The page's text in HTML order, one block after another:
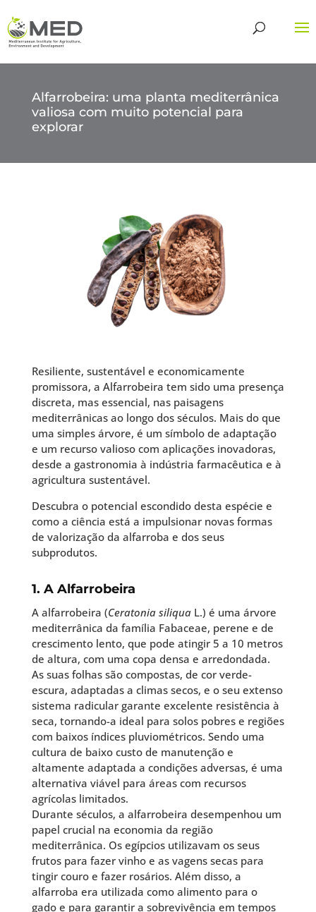
Alfarrobeira: uma planta mediterrânica
valiosa com muito potencial para
explorar
Resiliente, sustentável e economicamente
promissora, a Alfarrobeira tem sido uma presença
discreta, mas essencial, nas paisagens
mediterrânicas ao longo dos séculos. Mais do que
uma simples árvore, é um símbolo de adaptação
e um recurso valioso com aplicações inovadoras,
desde a gastronomia à indústria farmacêutica e à
agricultura sustentável.
Descubra o potencial escondido desta espécie e
como a ciência está a impulsionar novas formas
de valorização da alfarroba e dos seus
subprodutos.
1. A Alfarrobeira
A alfarrobeira (Ceratonia siliquaL.) é uma árvore
mediterrânica da família Fabaceae, perene e de
crescimento lento, que pode atingir 5 a 10 metros
de altura, com uma copa densa e arredondada.
As suas folhas são compostas, de cor verde-
escura, adaptadas a climas secos, e o seu extenso
sistema radicular garante excelente resistência à
seca, tornando-a ideal para solos pobres e regiões
com baixos índices pluviométricos. Sendo uma
cultura de baixo custo de manutenção e
altamente adaptada a condições adversas, é uma
alternativa viável para áreas com recursos
agrícolas limitados.
Durante séculos, a alfarrobeira desempenhou um
papel crucial na economia da região
mediterrânica. Os egípcios utilizavam os seus
frutos para fazer vinho e as vagens secas para
tingir couro e fazer rosários. Além disso, a
alfarroba era utilizada como alimento para o
gado e para garantir a sobrevivência em tempos